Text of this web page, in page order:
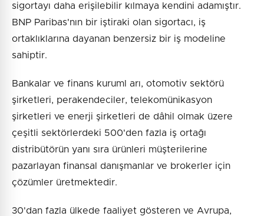
sigortayı daha erişilebilir kılmaya kendini adamıştır.
BNP Paribas'nın bir iştiraki olan sigortacı, iş
ortaklıklarına dayanan benzersiz bir iş modeline
sahiptir.
Bankalar ve finans kuruml arı, otomotiv sektörü
şirketleri, perakendeciler, telekomünikasyon
şirketleri ve enerji şirketleri de dâhil olmak üzere
çeşitli sektörlerdeki 500'den fazla iş ortağı
distribütörün yanı sıra ürünleri müşterilerine
pazarlayan finansal danışmanlar ve brokerler için
çözümler üretmektedir.
30'dan fazla ülkede faaliyet gösteren ve Avrupa,